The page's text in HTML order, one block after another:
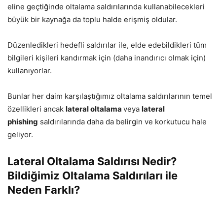
eline geçtiğinde oltalama saldırılarında kullanabilecekleri
büyük bir kaynağa da toplu halde erişmiş oldular.
Düzenledikleri hedefli saldırılar ile, elde edebildikleri tüm
bilgileri kişileri kandırmak için (daha inandırıcı olmak için)
kullanıyorlar.
Bunlar her daim karşılaştığımız oltalama saldırılarının temel
özellikleri ancak lateral oltalama veya lateral
phishing saldırılarında daha da belirgin ve korkutucu hale
geliyor.
Lateral Oltalama Saldırısı Nedir?
Bildiğimiz Oltalama Saldırıları ile
Neden Farklı?